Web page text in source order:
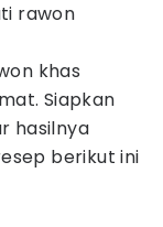
rawon
khas
Siapkan
hasilnya
berikut ini